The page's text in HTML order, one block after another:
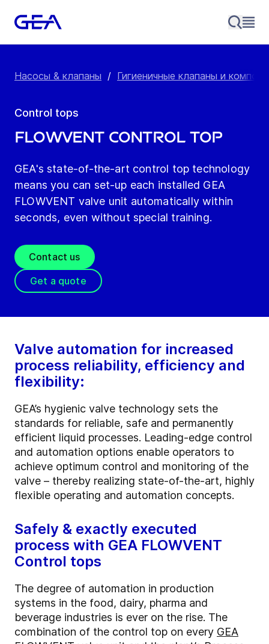
Насосы & клапаны / Гигиеничные клапаны и
Control tops
FLOWVENT Control top
GEA's state-of-the-art control top technology
means you can set-up each installed GEA
FLOWVENT valve unit automatically within
seconds, even without special training.
Contact us
Get a quote
Valve automation for increased
process reliability, efficiency and
flexibility:
GEA’s hygienic valve technology sets the
standards for reliable, safe and permanently
efficient liquid processes. Leading-edge control
and automation options enable operators to
achieve optimum control and monitoring of the
valve – thereby realizing state-of-the-art, highly
flexible operating and automation concepts.
Safely & exactly executed
process with GEA FLOWVENT
Control tops
The degree of automation in production
systems in the food, dairy, pharma and
beverage industries is ever on the rise. The
combination of the control top on every GEA